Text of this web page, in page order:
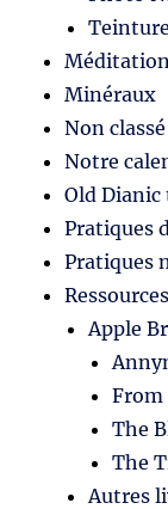
Minéraux
Non classé
Notre
Old
Pratiques
Pratiques
Apple
From
The
The
Autres